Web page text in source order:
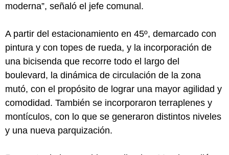
moderna”, señaló el jefe comunal.
A partir del estacionamiento en 45º, demarcado con
pintura y con topes de rueda, y la incorporación de
una bicisenda que recorre todo el largo del
boulevard, la dinámica de circulación de la zona
mutó, con el propósito de lograr una mayor agilidad y
comodidad. También se incorporaron terraplenes y
montículos, con lo que se generaron distintos niveles
y una nueva parquización.